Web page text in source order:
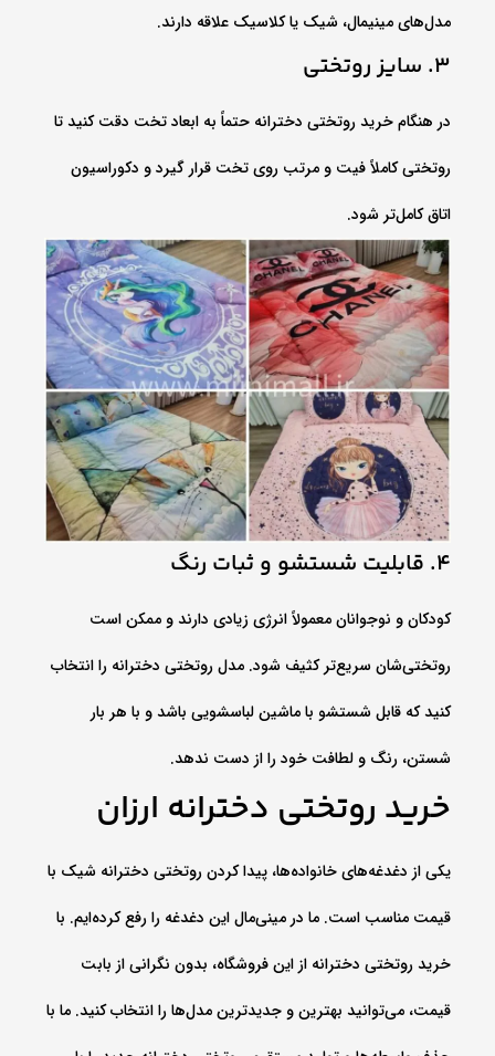
مدل‌های مینیمال، شیک یا کلاسیک علاقه دارند.
3. سایز روتختی
در هنگام خرید روتختی دخترانه حتماً به ابعاد تخت دقت کنید تا
روتختی کاملاً فیت و مرتب روی تخت قرار گیرد و دکوراسیون
اتاق کامل‌تر شود.
4. قابلیت شستشو و ثبات رنگ
کودکان و نوجوانان معمولاً انرژی زیادی دارند و ممکن است
روتختی‌شان سریع‌تر کثیف شود. مدل روتختی دخترانه را انتخاب
کنید که قابل شستشو با ماشین لباسشویی باشد و با هر بار
شستن، رنگ و لطافت خود را از دست ندهد.
خرید روتختی دخترانه ارزان
یکی از دغدغه‌های خانواده‌ها، پیدا کردن روتختی دخترانه شیک با
قیمت مناسب است. ما در مینی‌مال این دغدغه را رفع کرده‌ایم. با
خرید روتختی دخترانه از این فروشگاه، بدون نگرانی از بابت
قیمت، می‌توانید بهترین و جدیدترین مدل‌ها را انتخاب کنید. ما با